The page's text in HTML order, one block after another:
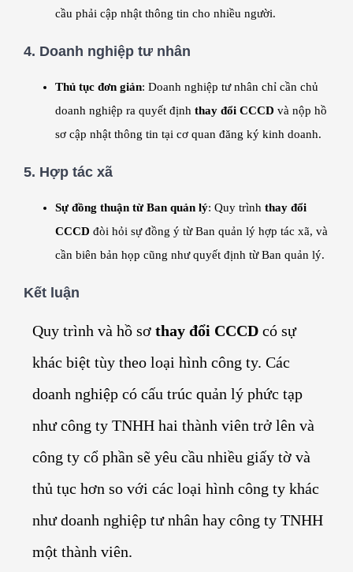
cầu phải cập nhật thông tin cho nhiều người.
4. Doanh nghiệp tư nhân
Thủ tục đơn giản: Doanh nghiệp tư nhân chỉ cần chủ
doanh nghiệp ra quyết định thay đổi CCCD và nộp hồ
sơ cập nhật thông tin tại cơ quan đăng ký kinh doanh.
5. Hợp tác xã
Sự đồng thuận từ Ban quản lý: Quy trình thay đổi
CCCD đòi hỏi sự đồng ý từ Ban quản lý hợp tác xã, và
cần biên bản họp cũng như quyết định từ Ban quản lý.
Kết luận
Quy trình và hồ sơ thay đổi CCCD có sự
khác biệt tùy theo loại hình công ty. Các
doanh nghiệp có cấu trúc quản lý phức tạp
như công ty TNHH hai thành viên trở lên và
công ty cổ phần sẽ yêu cầu nhiều giấy tờ và
thủ tục hơn so với các loại hình công ty khác
như doanh nghiệp tư nhân hay công ty TNHH
một thành viên.